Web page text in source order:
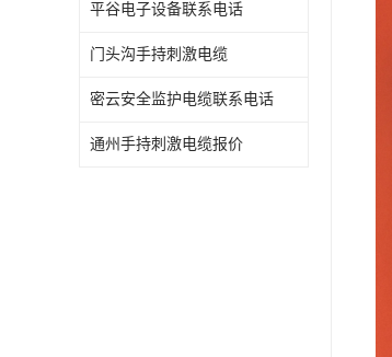
平谷电子设备联系电话
门头沟手持刺激电缆
密云安全监护电缆联系电话
通州手持刺激电缆报价